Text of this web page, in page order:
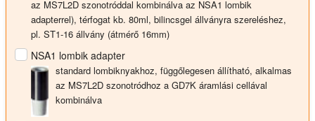
az MS7L2D szonotróddal kombinálva az NSA1 lombik
adapterrel), térfogat kb. 80ml, bilincsgel állványra szereléshez,
pl. ST1-16 állvány (átmérő 16mm)
NSA1 lombik adapter
standard lombiknyakhoz, függőlegesen állítható, alkalmas
az MS7L2D szonotródhoz a GD7K áramlási cellával
kombinálva